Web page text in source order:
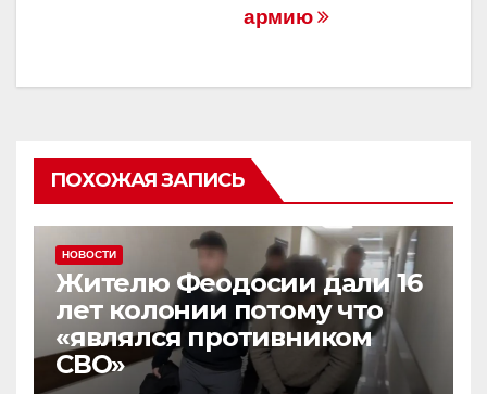
армию
ПОХОЖАЯ ЗАПИСЬ
НОВОСТИ
Жителю Феодосии дали 16
лет колонии потому что
«являлся противником
СВО»